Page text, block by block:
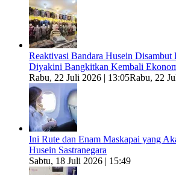
Reaktivasi Bandara Husein Disambut
Diyakini Bangkitkan Kembali
Rabu, 22 Juli 2026 | 13:05Rabu, 22
Ini Rute dan Enam Maskapai yang
Husein Sastranegara
Sabtu, 18 Juli 2026 | 15:49